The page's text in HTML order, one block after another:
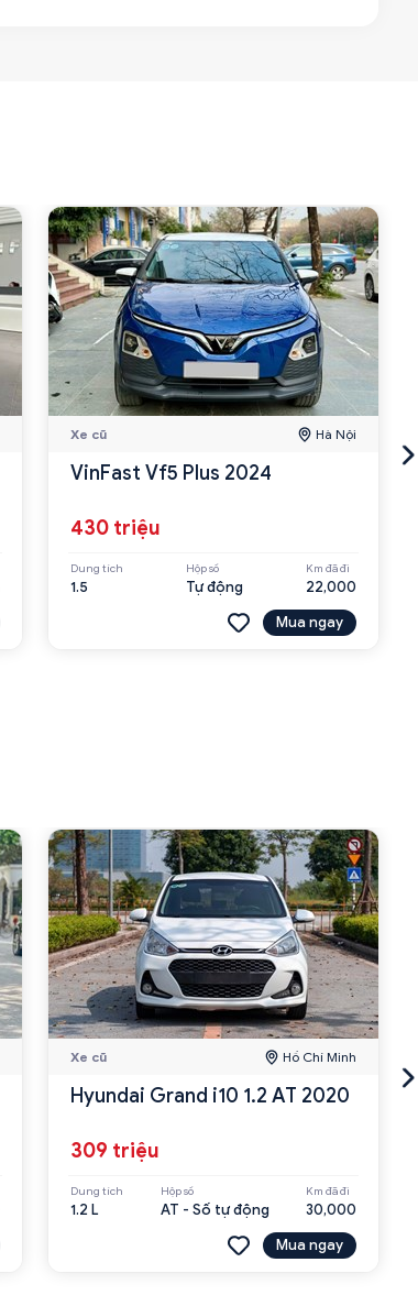
Xe cũ Hà Nội
VinFast Vf5 Plus 2024
430 triệu
Dung tích
1.5
Hộp số
Tự động
Km đã đi
22,000
Mua ngay
Xe cũ Hồ Chí Minh
Hyundai Grand i10 1.2 AT 2020
309 triệu
Dung tích
1.2 L
Hộp số
AT - Số tự động
Km đã đi
30,000
Mua ngay